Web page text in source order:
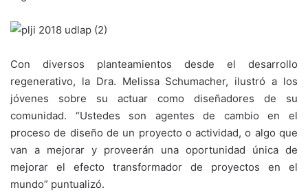
Con diversos planteamientos desde el desarrollo
regenerativo, la Dra. Melissa Schumacher, ilustró a los
jóvenes sobre su actuar como diseñadores de su
comunidad. “Ustedes son agentes de cambio en el
proceso de diseño de un proyecto o actividad, o algo que
van a mejorar y proveerán una oportunidad única de
mejorar el efecto transformador de proyectos en el
mundo” puntualizó.